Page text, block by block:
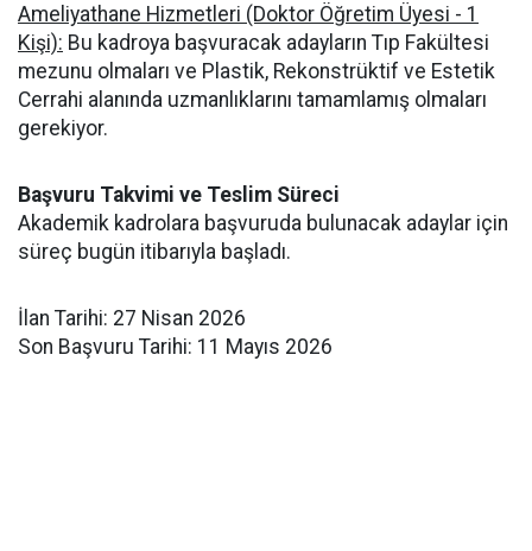
Ameliyathane Hizmetleri (Doktor Öğretim Üyesi - 1
Kişi): Bu kadroya başvuracak adayların Tıp Fakültesi
mezunu olmaları ve Plastik, Rekonstrüktif ve Estetik
Cerrahi alanında uzmanlıklarını tamamlamış olmaları
gerekiyor.
Başvuru Takvimi ve Teslim Süreci
Akademik kadrolara başvuruda bulunacak adaylar için
süreç bugün itibarıyla başladı.
İlan Tarihi: 27 Nisan 2026
Son Başvuru Tarihi: 11 Mayıs 2026